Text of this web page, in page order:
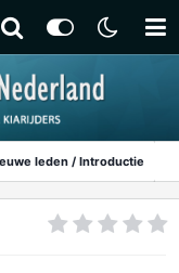
leden / Introductie